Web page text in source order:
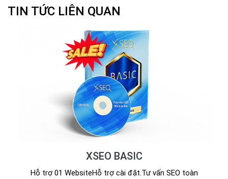
TIN TỨC LIÊN QUAN
XSEO BASIC
Hỗ trợ 01 WebsiteHỗ trợ cài đặt.Tư vấn SEO toàn